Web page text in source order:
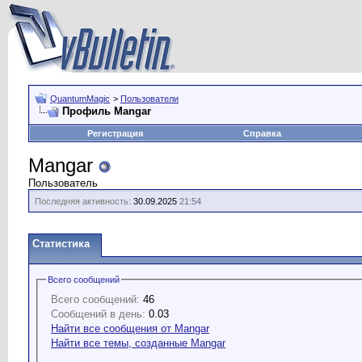
QuantumMagic > Пользователи
Профиль Mangar
Регистрация
Справка
Mangar
Пользователь
Последняя активность: 30.09.2025 21:54
Статистика
Всего сообщений
Всего сообщений: 46
Сообщений в день: 0.03
Найти все сообщения от Mangar
Найти все темы, созданные Mangar